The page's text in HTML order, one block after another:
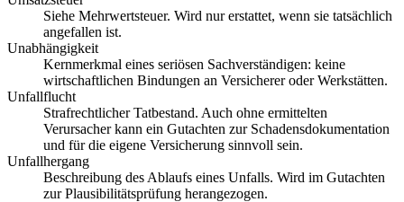
Siehe Mehrwertsteuer. Wird nur erstattet, wenn sie tatsächlich
angefallen ist.
Unabhängigkeit
Kernmerkmal eines seriösen Sachverständigen: keine
wirtschaftlichen Bindungen an Versicherer oder Werkstätten.
Unfallflucht
Strafrechtlicher Tatbestand. Auch ohne ermittelten
Verursacher kann ein Gutachten zur Schadensdokumentation
und für die eigene Versicherung sinnvoll sein.
Unfallhergang
Beschreibung des Ablaufs eines Unfalls. Wird im Gutachten
zur Plausibilitätsprüfung herangezogen.